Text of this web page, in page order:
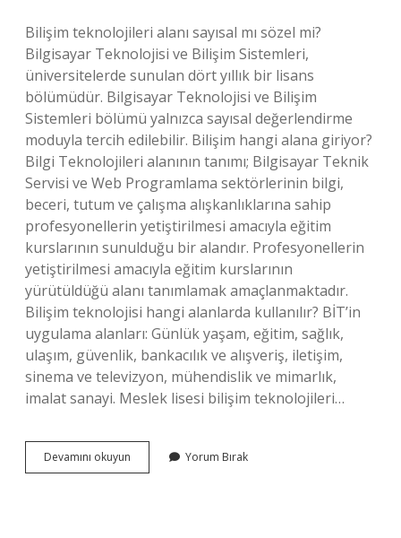
Bilişim teknolojileri alanı sayısal mı sözel mi?
Bilgisayar Teknolojisi ve Bilişim Sistemleri,
üniversitelerde sunulan dört yıllık bir lisans
bölümüdür. Bilgisayar Teknolojisi ve Bilişim
Sistemleri bölümü yalnızca sayısal değerlendirme
moduyla tercih edilebilir. Bilişim hangi alana giriyor?
Bilgi Teknolojileri alanının tanımı; Bilgisayar Teknik
Servisi ve Web Programlama sektörlerinin bilgi,
beceri, tutum ve çalışma alışkanlıklarına sahip
profesyonellerin yetiştirilmesi amacıyla eğitim
kurslarının sunulduğu bir alandır. Profesyonellerin
yetiştirilmesi amacıyla eğitim kurslarının
yürütüldüğü alanı tanımlamak amaçlanmaktadır.
Bilişim teknolojisi hangi alanlarda kullanılır? BİT’in
uygulama alanları: Günlük yaşam, eğitim, sağlık,
ulaşım, güvenlik, bankacılık ve alışveriş, iletişim,
sinema ve televizyon, mühendislik ve mimarlık,
imalat sanayi. Meslek lisesi bilişim teknolojileri…
Devamını okuyun
Teknolojileri
Yorum Bırak